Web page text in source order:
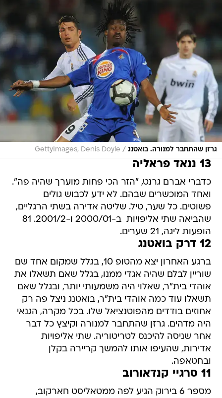
גרזן שהתחבר למנורה. בואטנג /
GettyImages, Denis Doyle
13 ננאד פראליה
כדברי אברם גרנט, "הזר הכי פחות מוערך שהיה פה".
ואחד המוכשרים שבהם. לא ידע לכבוש גולים
פשוטים. כל שער, טיל. שליטה אדירה בשתי הרגליים,
שהביאה שתי אליפויות  ב-2000/01 ו-2001/2. 81
הופעות ליגה, 21 שערים.
12 דרק בואטנג
ברגע האחרון יצא מהטופ 10, בגלל שמקום אחד שם
שוריין לבלם שהיה אגדי ממנו, בגלל שאם תשאלו את
אוהדי בית"ר, שאלוי היה משמעותי יותר, ובגלל שאם
תשאלו עוד כמה אוהדי בית"ר, בואטנג ניצל פה רק
אחוזים בודדים מהפוטנציאל שלו. בכל מקרה, הגנאי
היה מדהים. גרזן שהתחבר למנורה וקיצץ כל דבר
אחר שניסה להיכנס לטריטוריה. שתי אליפויות
אדירות, שהעיפו אותו להמשך קריירה בקלן
ובחטאפה.
11 סרגיי קנדאורוב
מספר 6 בירוק הגיע לפה ממטאליסט חארקוב,